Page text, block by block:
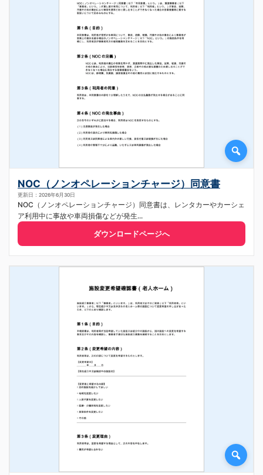
NOC（ノンオペレーションチャージ）同意書
更新日：2026年6月30日
NOC（ノンオペレーションチャージ）同意書は、レンタカーやカーシェ
ア利用中に事故や車両損傷などが発生...
ダウンロードページへ